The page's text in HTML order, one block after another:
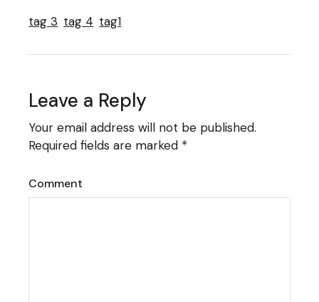
tag 3 tag 4 tag1
Leave a Reply
Your email address will not be published.
Required fields are marked *
Comment